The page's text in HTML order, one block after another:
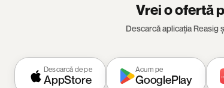
Vrei o ofertă
Descarcă aplicația Reasig
Descarcă de pe
AppStore
Acum pe
GooglePlay